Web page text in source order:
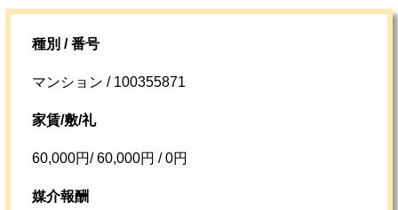
種別 / 番号
マンション / 100355871
家賃/敷/礼
60,000円/ 60,000円 / 0円
媒介報酬